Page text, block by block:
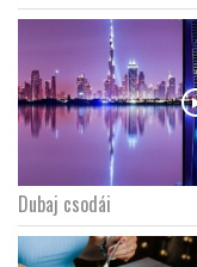
Dubaj csodái